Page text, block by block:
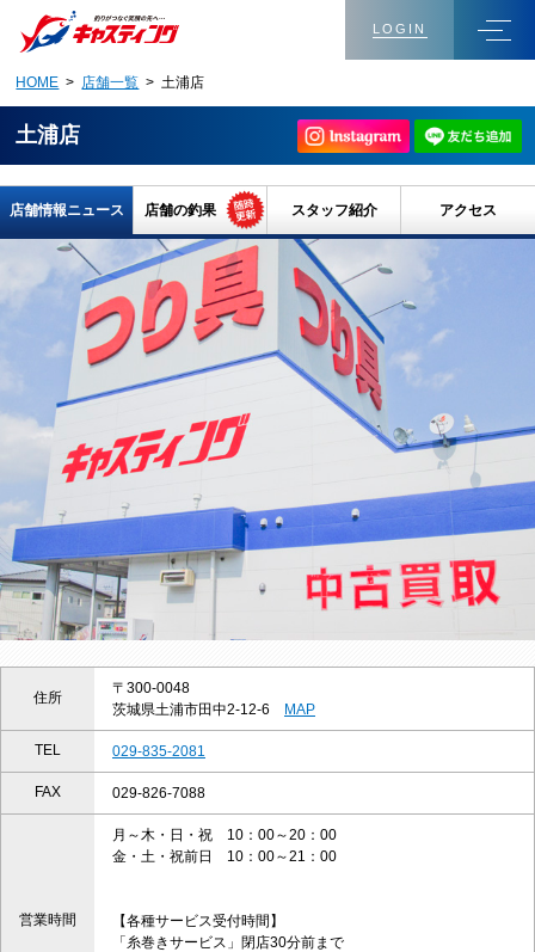
LOGIN
HOME > 店舗一覧 > 土浦店
土浦店
店舗情報ニュース 店舗の釣果 スタッフ紹介 アクセス
住所
〒300-0048
茨城県土浦市田中2-12-6
MAP
TEL 029-835-2081
FAX 029-826-7088
営業時間
月～木・日・祝 10：00～20：00
金・土・祝前日 10：00～21：00
【各種サービス受付時間】
「糸巻きサービス」閉店30分前まで